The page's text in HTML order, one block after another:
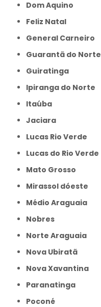
Dom Aquino
Feliz Natal
General Carneiro
Guarantã do Norte
Guiratinga
Ipiranga do Norte
Itaúba
Jaciara
Lucas Rio Verde
Lucas do Rio Verde
Mato Grosso
Mirassol dóeste
Médio Araguaia
Nobres
Norte Araguaia
Nova Ubiratã
Nova Xavantina
Paranatinga
Poconé